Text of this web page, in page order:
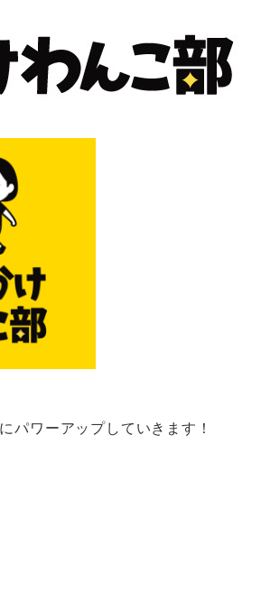
パワーアップしていきます！